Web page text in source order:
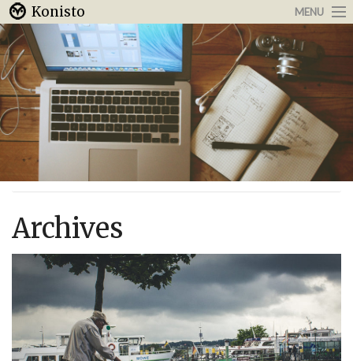
Konisto MENU
Arbeit & Karriere
Internet
Urlaub & Reisen
Archives